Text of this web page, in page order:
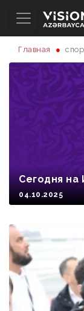
Главная
Сегодня на
нования по
04.10.2025